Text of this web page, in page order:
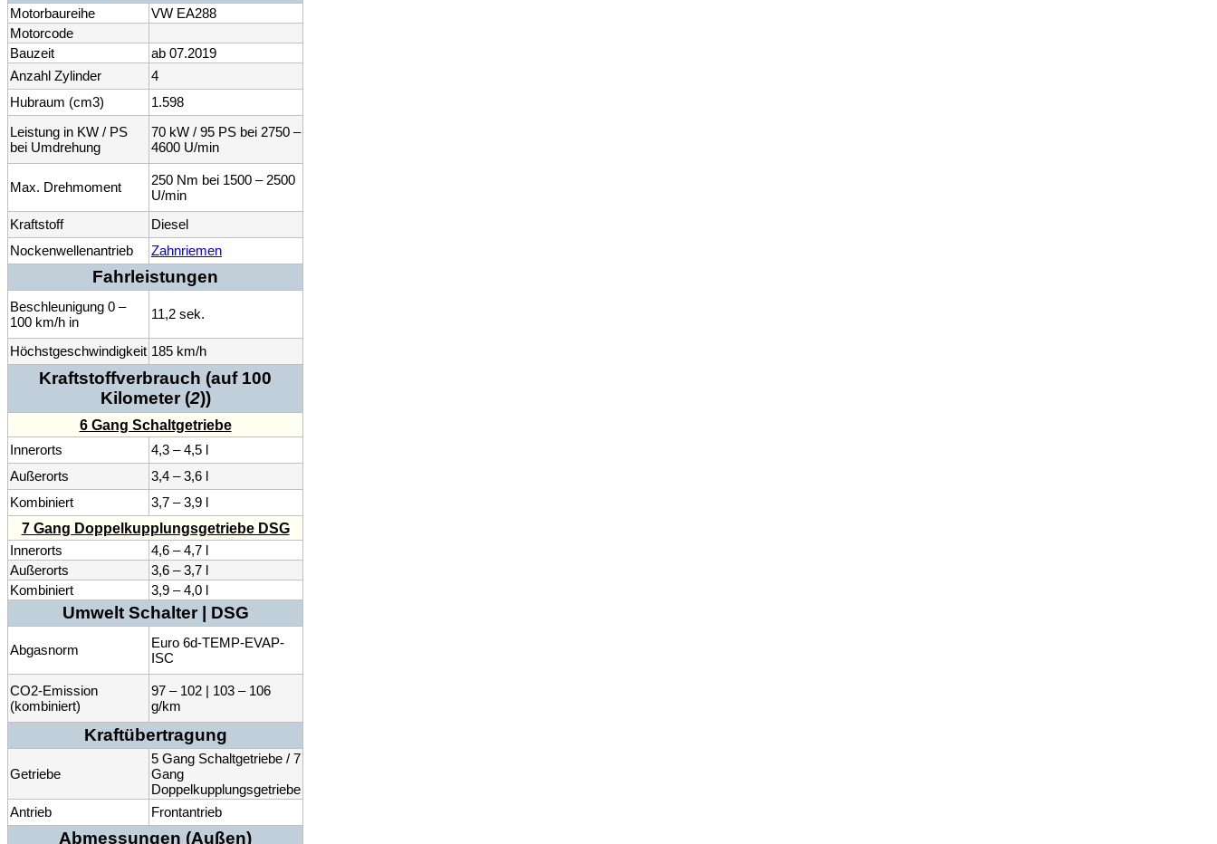
Motorbaureihe
VW EA288
Motorcode
Bauzeit
ab 07.2019
Anzahl Zylinder
4
Hubraum (cm3)
1.598
Leistung in KW / PS
bei Umdrehung
70 kW / 95 PS bei 2750 –
4600 U/min
Max. Drehmoment
250 Nm bei 1500 – 2500
U/min
Kraftstoff
Diesel
Nockenwellenantrieb
Zahnriemen
Fahrleistungen
Beschleunigung 0 –
100 km/h in
11,2 sek.
Höchstgeschwindigkeit 185 km/h
Kraftstoffverbrauch (auf 100
Kilometer (2))
6 Gang Schaltgetriebe
Innerorts
4,3 – 4,5 l
Außerorts
3,4 – 3,6 l
Kombiniert
3,7 – 3,9 l
7 Gang Doppelkupplungsgetriebe DSG
Innerorts
4,6 – 4,7 l
Außerorts
3,6 – 3,7 l
Kombiniert
3,9 – 4,0 l
Umwelt Schalter | DSG
Abgasnorm
Euro 6d-TEMP-EVAP-
ISC
CO2-Emission
(kombiniert)
97 – 102 | 103 – 106
g/km
Kraftübertragung
Getriebe
5 Gang Schaltgetriebe / 7
Gang
Doppelkupplungsgetriebe
Antrieb
Frontantrieb
Abmessungen (Außen)